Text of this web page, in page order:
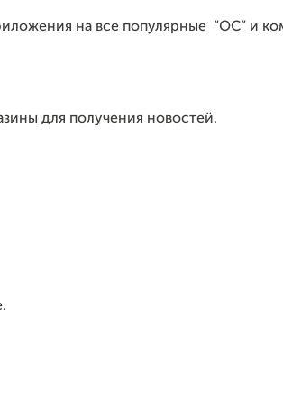
на все популярные “ОС” и
для получения новостей.